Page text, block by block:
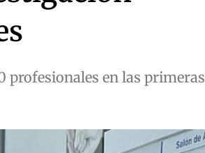
profesionales en las primeras